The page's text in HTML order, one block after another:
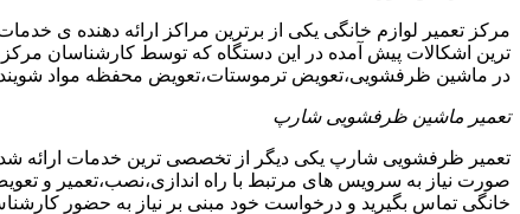
مرکز تعمیر لوازم خانگی یکی از برترین مراکز ارائه دهنده ی
ترین اشکالات پیش آمده در این دستگاه که توسط کارشناسان
در ماشین ظرفشویی،تعویض ترموستات،تعویض محفظه مواد
تعمیر ماشین ظرفشویی شارپ
تعمیر ظرفشویی شارپ یکی دیگر از تخصصی ترین خدمات ارائه
صورت نیاز به سرویس های مرتبط با راه اندازی،نصب،تعمیر و
خانگی تماس بگیرید و درخواست خود مبنی بر نیاز به حضور